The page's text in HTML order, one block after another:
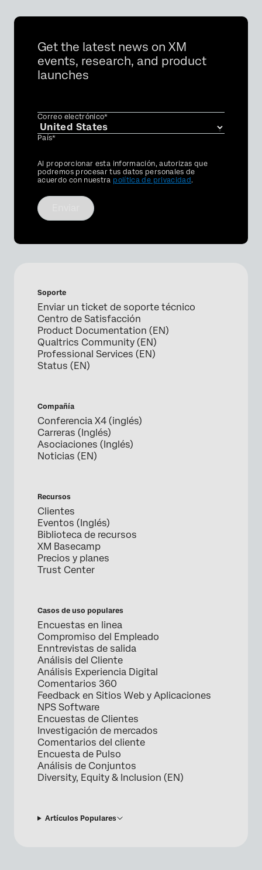
Get the latest news on XM
events, research, and product
launches
Correo electrónico*
País*
Privacy
Optin
Al proporcionar esta información, autorizas que
podremos procesar tus datos personales de
acuerdo con nuestra política de privacidad.
Soporte
Enviar un ticket de soporte técnico
Centro de Satisfacción
Product Documentation (EN)
Qualtrics Community (EN)
Professional Services (EN)
Status (EN)
Compañía
Conferencia X4 (inglés)
Carreras (Inglés)
Asociaciones (Inglés)
Noticias (EN)
Recursos
Clientes
Eventos (Inglés)
Biblioteca de recursos
XM Basecamp
Precios y planes
Trust Center
Casos de uso populares
Encuestas en linea
Compromiso del Empleado
Enntrevistas de salida
Análisis del Cliente
Análisis Experiencia Digital
Comentarios 360
Feedback en Sitios Web y Aplicaciones
NPS Software
Encuestas de Clientes
Investigación de mercados
Comentarios del cliente
Encuesta de Pulso
Análisis de Conjuntos
Diversity, Equity & Inclusion (EN)
Artículos Populares